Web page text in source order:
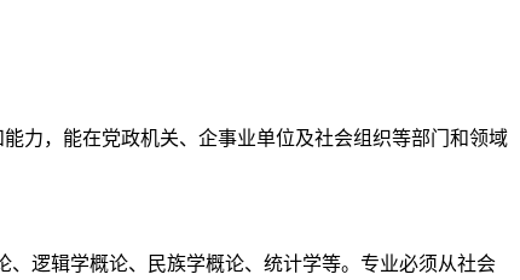
力，能在党政机关、企事业单位及社会组织等部门和领域
逻辑学概论、民族学概论、统计学等。专业必须从社会